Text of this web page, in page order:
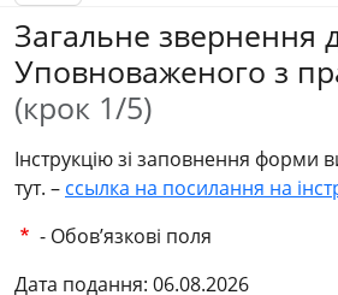
Загальне звернення
Уповноваженого з
(крок 1/5)
Інструкцію зі заповнення форми
тут. – ссылка на посилання на
- Обов’язкові поля
Дата подання: 06.08.2026